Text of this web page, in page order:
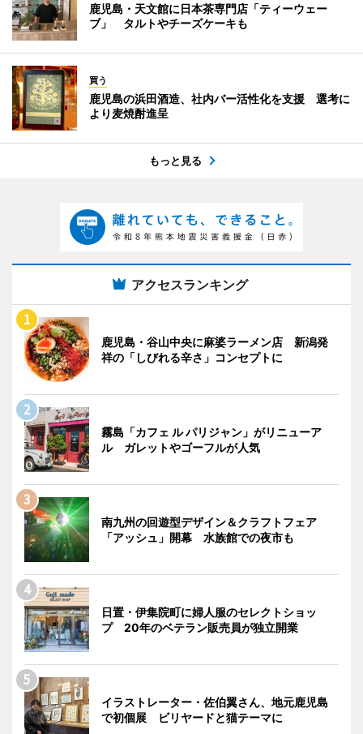
鹿児島・天文館に日本茶専門店「ティーウェー
ブ」 タルトやチーズケーキも
買う
鹿児島の浜田酒造、社内バー活性化を支援 選考に
より麦焼酎進呈
もっと見る
アクセスランキング
鹿児島・谷山中央に麻婆ラーメン店 新潟発
祥の「しびれる辛さ」コンセプトに
霧島「カフェ ル パリジャン」がリニューア
ル ガレットやゴーフルが人気
南九州の回遊型デザイン＆クラフトフェア
「アッシュ」開幕 水族館での夜市も
日置・伊集院町に婦人服のセレクトショッ
プ 20年のベテラン販売員が独立開業
イラストレーター・佐伯翼さん、地元鹿児島
で初個展 ビリヤードと猫テーマに